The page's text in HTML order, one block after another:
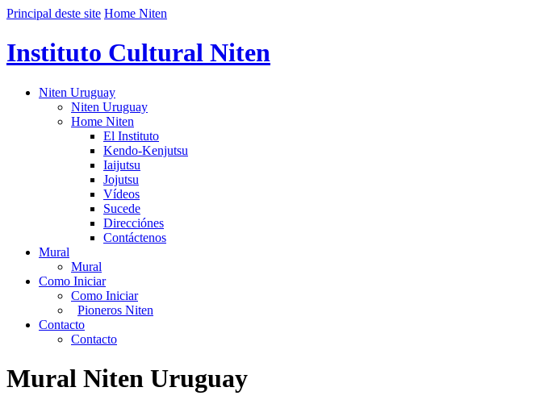
Principal deste site Home Niten
Instituto Cultural Niten
Niten Uruguay
Niten Uruguay
Home Niten
El Instituto
Kendo-Kenjutsu
Iaijutsu
Jojutsu
Vídeos
Sucede
Direcciónes
Contáctenos
Mural
Mural
Como Iniciar
Como Iniciar
Pioneros Niten
Contacto
Contacto
Mural Niten Uruguay